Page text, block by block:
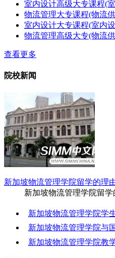
室内设计高级大专课程(
物流管理大专课程(物流
室内设计大专课程(室内
物流管理高级大专(物流
查看更多
院校新闻
新加坡物流管理学院留学的理
新加坡物流管理学院留学
新加坡物流管理学院学
新加坡物流管理学院与
新加坡物流管理学院教